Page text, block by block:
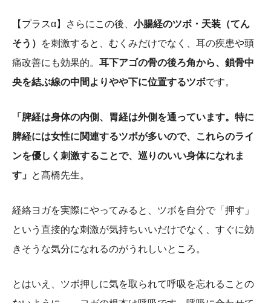
【プラスα】さらにこの後、 小腸経のツボ・天装（てん
そう）
を刺激すると、むくみだけでなく、耳の疾患や頭
痛改善にも効果的。 耳下アゴの骨の後ろ角から、鎖骨中
央を結ぶ線の中間よりやや下に位置するツボです。
「脾経は身体の内側、胃経は外側を通っています。特に
脾経には女性に関連するツボが多いので、これらのライ
ンを優しく刺激することで、巡りのいい身体になれま
す」 と髙橋先生。
経絡ヨガを実際にやってみると、ツボを自分で「押す」
という直接的な刺激が気持ちいいだけでなく、すぐに効
きそうな気分になれるのがうれしいところ。
とはいえ、ツボ押しに気を取られて呼吸を忘れることの